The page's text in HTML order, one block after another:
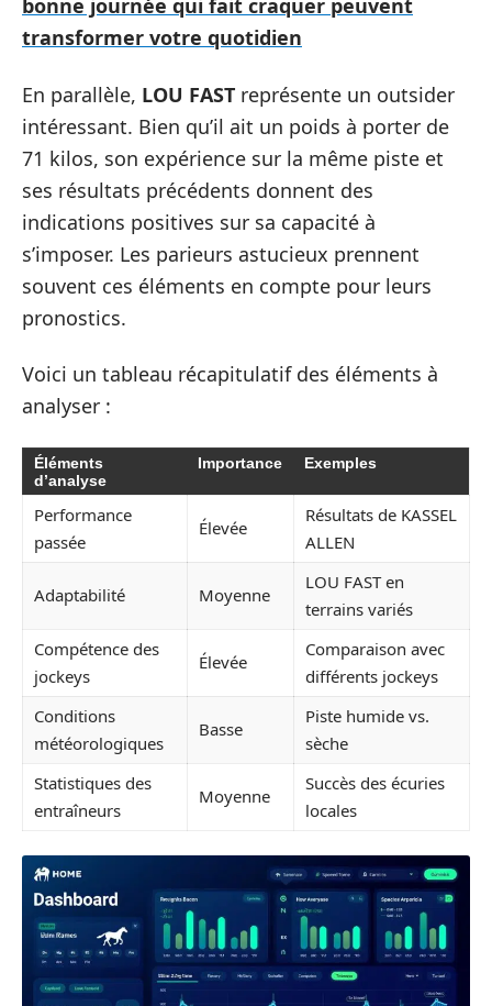
bonne journée qui fait craquer peuvent
transformer votre quotidien
En parallèle, LOU FAST représente un outsider
intéressant. Bien qu’il ait un poids à porter de
71 kilos, son expérience sur la même piste et
ses résultats précédents donnent des
indications positives sur sa capacité à
s’imposer. Les parieurs astucieux prennent
souvent ces éléments en compte pour leurs
pronostics.
Voici un tableau récapitulatif des éléments à
analyser :
Éléments
d’analyse
Importance Exemples
Performance
passée
Élevée
Résultats de KASSEL
ALLEN
Adaptabilité Moyenne
LOU FAST en
terrains variés
Compétence des
jockeys
Élevée
Comparaison avec
différents jockeys
Conditions
météorologiques
Basse
Piste humide vs.
sèche
Statistiques des
entraîneurs
Moyenne
Succès des écuries
locales